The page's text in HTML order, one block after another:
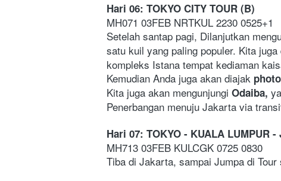
Hari 06: TOKYO CITY TOUR (B)
MH071 03FEB NRTKUL 2230 0525+1
Setelah santap pagi, Dilanjutkan
satu kuil yang paling populer. Kita
kompleks Istana tempat kediaman
Kemudian Anda juga akan diajak
Kita juga akan mengunjungi Odaiba,
Penerbangan menuju Jakarta via
Hari 07: TOKYO - KUALA LUMPUR
MH713 03FEB KULCGK 0725 0830
Tiba di Jakarta, sampai Jumpa di